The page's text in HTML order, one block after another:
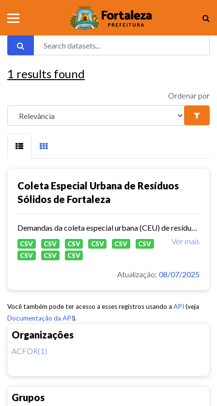
Organizações
ACFOR(1)
Grupos
1 results found
Ordenar por
Coleta Especial Urbana de Resíduos
Sólidos de Fortaleza
Ver mais
CSV CSV CSV CSV CSV
CSV
CSV
CSV CSV
Atualização: 08/07/2025
Você também pode ter acesso a esses registros usando a API (veja
Documentação da API).